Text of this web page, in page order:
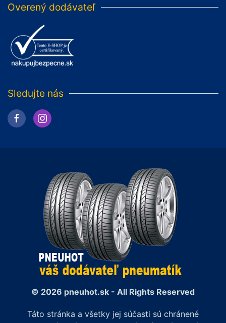
Overený dodávateľ
Sledujte nás
© 2026 pneuhot.sk - All Rights Reserved
Táto stránka a všetky jej súčasti sú chránené